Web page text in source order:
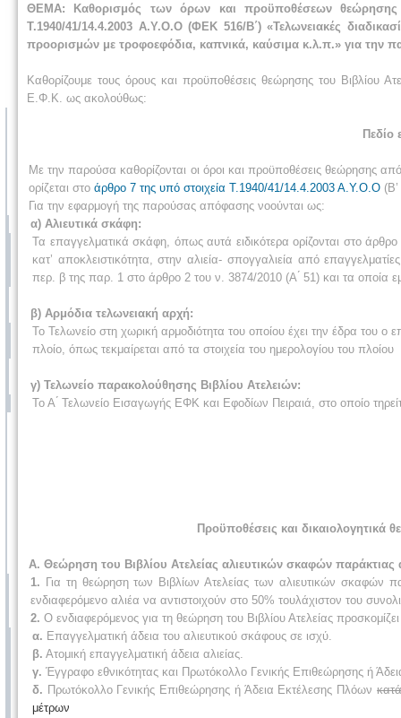
ΘΕΜΑ: Καθορισμός των όρων και προϋποθέσεων θεώρησης
Τ.1940/41/14.4.2003 Α.Υ.Ο.Ο (ΦΕΚ 516/Β΄) «Τελωνειακές
προορισμών με τροφοεφόδια, καπνικά, καύσιμα κ.λ.π.» για
Καθορίζουμε τους όρους και προϋποθέσεις θεώρησης του
Ε.Φ.Κ. ως ακολούθως:
Πεδίο
Με την παρούσα καθορίζονται οι όροι και προϋποθέσεις θεώρησης
ορίζεται στο άρθρο 7 της υπό στοιχεία Τ.1940/41/14.4.2003 Α.Υ.Ο.Ο
Για την εφαρμογή της παρούσας απόφασης νοούνται ως:
α) Αλιευτικά σκάφη:
Τα επαγγελματικά σκάφη, όπως αυτά ειδικότερα ορίζονται στο
κατ’ αποκλειστικότητα, στην αλιεία- σπογγαλιεία από
περ. β της παρ. 1 στο άρθρο 2 του ν. 3874/2010 (Α ́ 51) και τα οποία
β) Αρμόδια τελωνειακή αρχή:
Το Τελωνείο στη χωρική αρμοδιότητα του οποίου έχει την έδρα του ο
πλοίο, όπως τεκμαίρεται από τα στοιχεία του ημερολογίου του πλοίου
γ) Τελωνείο παρακολούθησης Βιβλίου Ατελειών:
Το Α ́ Τελωνείο Εισαγωγής ΕΦΚ και Εφοδίων Πειραιά, στο οποίο
Προϋποθέσεις και δικαιολογητικά
Α. Θεώρηση του Βιβλίου Ατελείας αλιευτικών σκαφών παράκτιας
1. Για τη θεώρηση των Βιβλίων Ατελείας των αλιευτικών σκαφών
ενδιαφερόμενο αλιέα να αντιστοιχούν στο 50% τουλάχιστον του
2. Ο ενδιαφερόμενος για τη θεώρηση του Βιβλίου Ατελείας
α. Επαγγελματική άδεια του αλιευτικού σκάφους σε ισχύ.
β. Ατομική επαγγελματική άδεια αλιείας.
γ. Έγγραφο εθνικότητας και Πρωτόκολλο Γενικής Επιθεώρησης ή
δ. Πρωτόκολλο Γενικής Επιθεώρησης ή Άδεια Εκτέλεσης Πλόων
μέτρων